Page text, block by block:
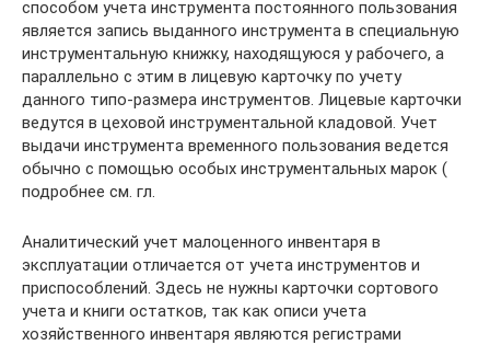
способом учета инструмента постоянного пользования
является запись выданного инструмента в специальную
инструментальную книжку, находящуюся у рабочего, а
параллельно с этим в лицевую карточку по учету
данного типо-размера инструментов. Лицевые карточки
ведутся в цеховой инструментальной кладовой. Учет
выдачи инструмента временного пользования ведется
обычно с помощью особых инструментальных марок (
подробнее см. гл.
Аналитический учет малоценного инвентаря в
эксплуатации отличается от учета инструментов и
приспособлений. Здесь не нужны карточки сортового
учета и книги остатков, так как описи учета
хозяйственного инвентаря являются регистрами